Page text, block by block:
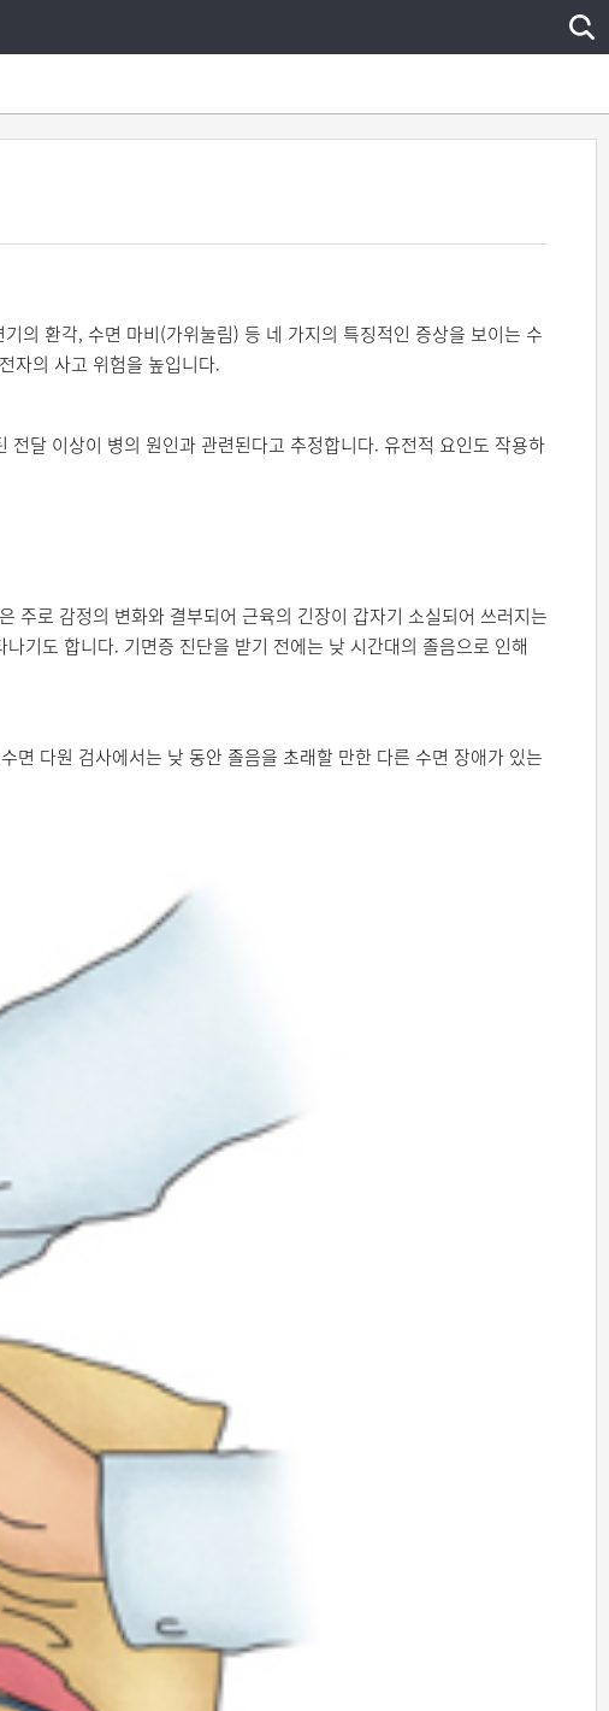
의 환각, 수면 마비(가위눌림) 등 네 가지의 특징적인 증상을 보이는 수
자의 사고 위험을 높입니다.
달 이상이 병의 원인과 관련된다고 추정합니다. 유전적 요인도 작용하
주로 감정의 변화와 결부되어 근육의 긴장이 갑자기 소실되어 쓰러지는
기도 합니다. 기면증 진단을 받기 전에는 낮 시간대의 졸음으로 인해
면 다원 검사에서는 낮 동안 졸음을 초래할 만한 다른 수면 장애가 있는